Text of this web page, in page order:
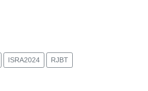
ISRA2024 RJBT